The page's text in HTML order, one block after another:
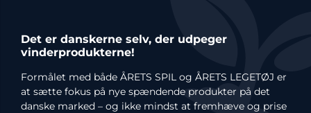
Det er danskerne selv, der udpeger
vinderprodukterne!
Formålet med både ÅRETS SPIL og ÅRETS LEGETØJ er
at sætte fokus på nye spændende produkter på det
danske marked – og ikke mindst at fremhæve og prise